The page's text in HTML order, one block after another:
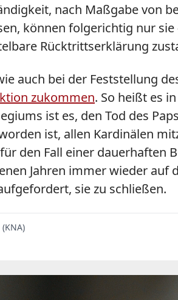
nach Maßgabe von
können folgerichtig nur
Rücktrittserklärung
auch bei der Feststellung
zukommen. So heißt es
ist es, den Tod des
ist, allen Kardinälen
den Fall einer dauerhaften
Jahren immer wieder auf
sie zu schließen.